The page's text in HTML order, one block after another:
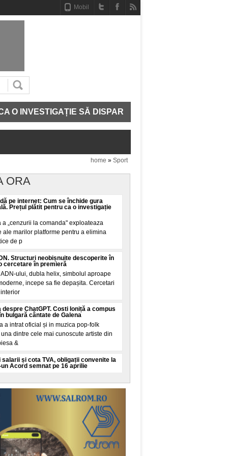
Mobil
SĂ DISPARĂ CE MAI AVEM IN ADN.
home » Sport
ORA
pe internet: Cum se închide gura
Prețul plătit pentru ca o investigație
a „cenzurii la comanda" exploateaza
ale marilor platforme pentru a elimina
de p
Structuri neobișnuite descoperite în
cercetare în premieră
ului, dubla helix, simbolul aproape
incepe sa fie depașita. Cercetari
ChatGPT. Costi Ioniță a compus
bulgară cântate de Galena
a intrat oficial și in muzica pop-folk
dintre cele mai cunoscute artiste din
&
salarii și cota TVA, obligații convenite la
Acord semnat pe 16 aprilie
Finanțelor și ratificat joi de Parlament
țarii
vine din Spania: Mosadul israelian e în
din Ceuta
și de analiza din China
controversata. Potrivit acestor voci, citate
servici